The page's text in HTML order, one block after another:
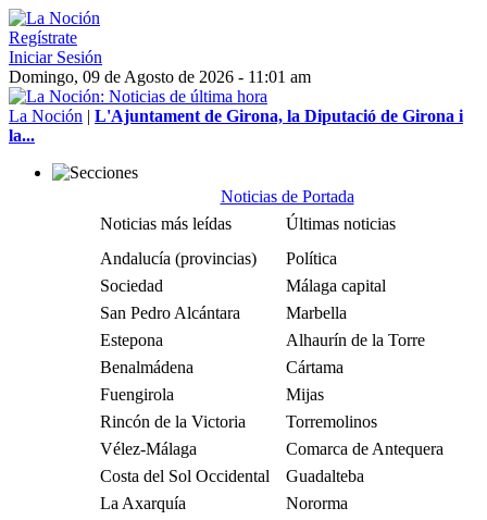
Regístrate
Iniciar Sesión
Domingo, 09 de Agosto de 2026 - 11:01 am
La Noción | L'Ajuntament de Girona, la Diputació de Girona i
la...
Noticias de Portada
Noticias más leídas
Últimas noticias
Andalucía (provincias)
Política
Sociedad
Málaga capital
San Pedro Alcántara
Marbella
Estepona
Alhaurín de la Torre
Benalmádena
Cártama
Fuengirola
Mijas
Rincón de la Victoria
Torremolinos
Vélez-Málaga
Comarca de Antequera
Costa del Sol Occidental
Guadalteba
La Axarquía
Nororma